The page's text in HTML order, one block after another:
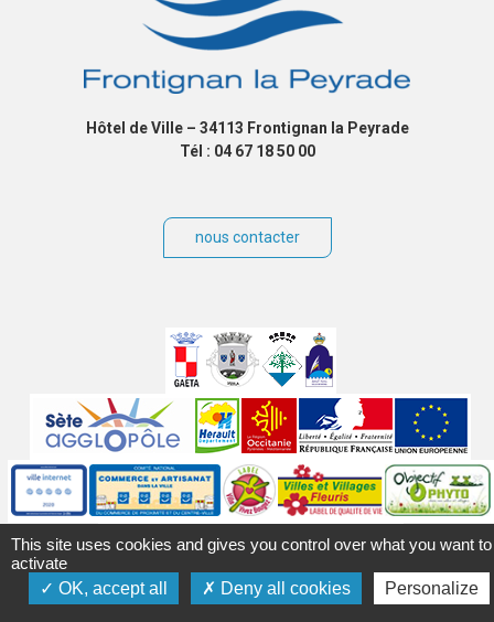
Hôtel de Ville – 34113 Frontignan la Peyrade
Tél : 04 67 18 50 00
nous contacter
partenaires
Labels
Autres
This site uses cookies and gives you control over what you want to
activate
OK, accept all
Deny all cookies Personalize